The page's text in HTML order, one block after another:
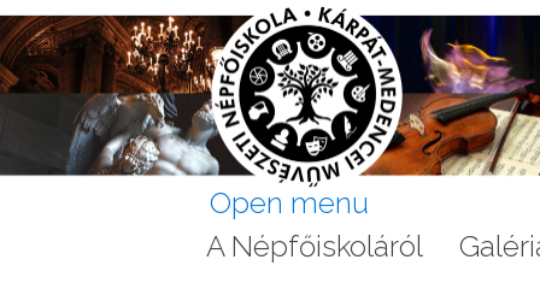
Open menu
A Népfőiskoláról